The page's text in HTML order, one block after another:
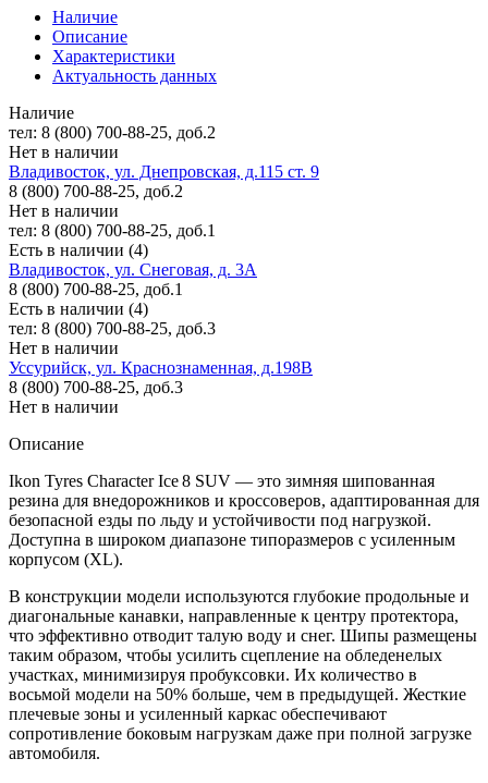
Наличие
Описание
Характеристики
Актуальность данных
Наличие
тел: 8 (800) 700-88-25, доб.2
Нет в наличии
Владивосток, ул. Днепровская, д.115 ст. 9
8 (800) 700-88-25, доб.2
Нет в наличии
тел: 8 (800) 700-88-25, доб.1
Есть в наличии (4)
Владивосток, ул. Снеговая, д. 3А
8 (800) 700-88-25, доб.1
Есть в наличии (4)
тел: 8 (800) 700-88-25, доб.3
Нет в наличии
Уссурийск, ул. Краснознаменная, д.198В
8 (800) 700-88-25, доб.3
Нет в наличии
Описание
Ikon Tyres Character Ice 8 SUV — это зимняя шипованная
резина для внедорожников и кроссоверов, адаптированная для
безопасной езды по льду и устойчивости под нагрузкой.
Доступна в широком диапазоне типоразмеров с усиленным
корпусом (XL).
В конструкции модели используются глубокие продольные и
диагональные канавки, направленные к центру протектора,
что эффективно отводит талую воду и снег. Шипы размещены
таким образом, чтобы усилить сцепление на обледенелых
участках, минимизируя пробуксовки. Их количество в
восьмой модели на 50% больше, чем в предыдущей. Жесткие
плечевые зоны и усиленный каркас обеспечивают
сопротивление боковым нагрузкам даже при полной загрузке
автомобиля.